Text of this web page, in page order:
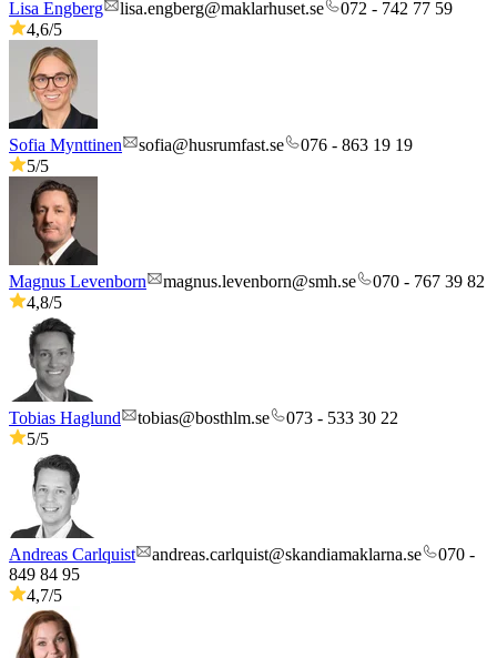
Lisa Engberg lisa.engberg@maklarhuset.se
072 - 742 77 59
4,6/5
Sofia Mynttinen sofia@husrumfast.se
076 - 863 19 19
5/5
Magnus Levenborn magnus.levenborn@smh.se
070 - 767 39 82
4,8/5
Tobias Haglund tobias@bosthlm.se
073 - 533 30 22
5/5
Andreas Carlquist andreas.carlquist@skandiamaklarna.se
070 -
849 84 95
4,7/5